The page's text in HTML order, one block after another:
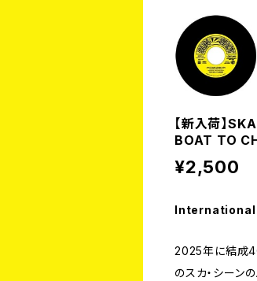
【新入荷】
BOAT TO
¥2,500
2025年に結成
のスカ・シーン